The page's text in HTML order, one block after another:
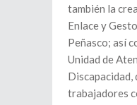
también la
Enlace y
Peñasco; así
Unidad de
Discapacidad,
trabajadores